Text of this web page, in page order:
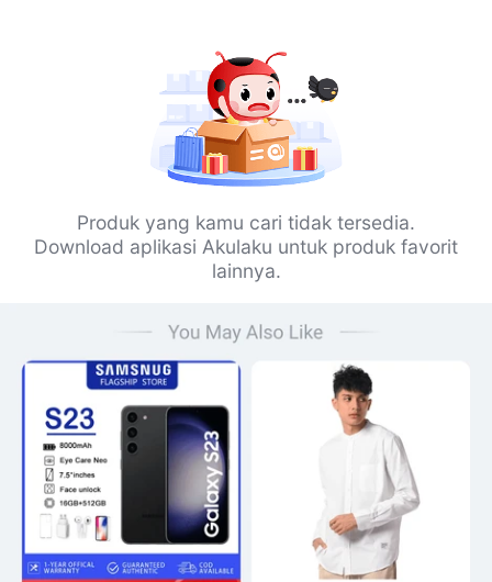
Produk yang kamu cari tidak tersedia.
Download aplikasi Akulaku untuk produk favorit
lainnya.